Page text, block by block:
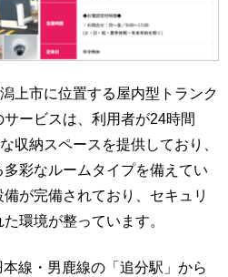
上市に位置する屋内型トランク
ービスは、利用者が24時間
収納スペースを提供しており、
彩なルームタイプを備えてい
が完備されており、セキュリ
環境が整っています。
線・男鹿線の「追分駅」から